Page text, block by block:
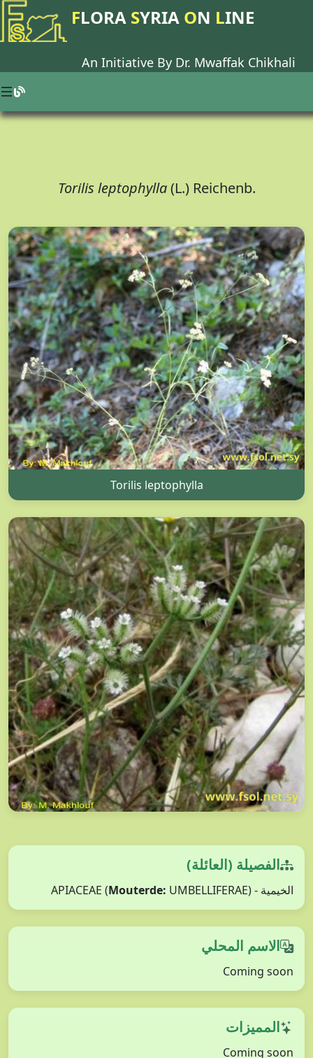
FLORA SYRIA ON LINE
An Initiative By Dr. Mwaffak Chikhali
Torilis leptophylla(L.) Reichenb.
الفصيلة (العائلة)
الخيمية - APIACEAE ( Mouterde: UMBELLIFERAE)
الاسم المحلي
Coming soon
المميزات
Coming soon
Torilis leptophylla